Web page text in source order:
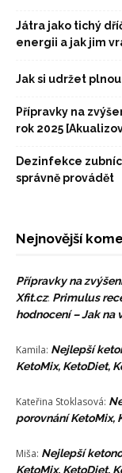
Játra jako tichý
energii a jak jim
Jak si udržet
Přípravky na
rok 2025
Dezinfekce
správně provádět
Nejnovější
Přípravky na
Xfit.cz: Primulus
hodnocení – Jak na
Kamila: Nejlepší
KetoMix, KetoDiet,
Kateřina Stoklasová:
porovnání KetoMix,
Miša: Nejlepší
KetoMix, KetoDiet,